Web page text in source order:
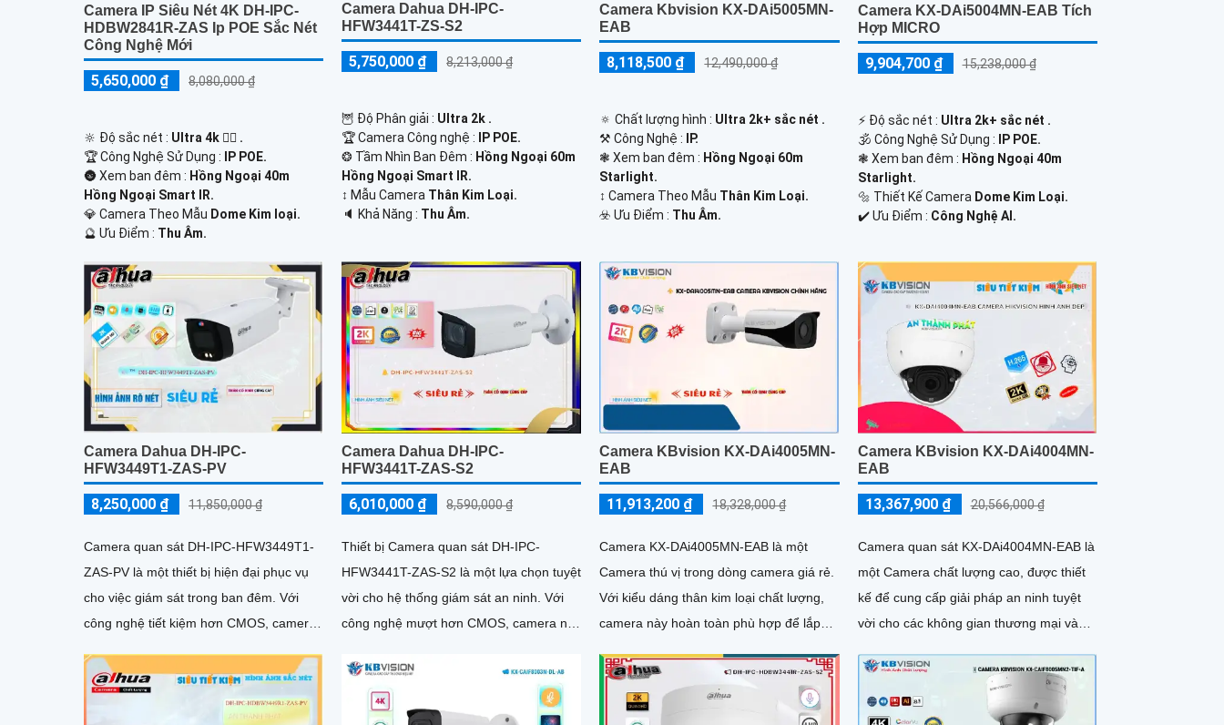
Camera IP Siêu Nét 4K DH-IPC-
HDBW2841R-ZAS Ip POE Sắc Nét
Công Nghệ Mới
5,650,000 ₫ 8,080,000 ₫
🔆 Độ sắc nét : Ultra 4k 👍🏾 .
🏆 Công Nghệ Sử Dụng :
IP POE.
🌚 Xem ban đêm : Hồng Ngoại 40m
Hồng Ngoại Smart IR.
💎 Camera Theo Mẫu Dome Kim loại.
️🔮 Ưu Điểm : Thu Âm.
Camera Dahua DH-IPC-
HFW3441T-ZS-S2
5,750,000 ₫ 8,213,000 ₫
🦉 Độ Phân giải : Ultra 2k .
🏆 Camera Công nghệ :
IP POE.
❂ Tầm Nhìn Ban Đêm : Hồng Ngoại 60m
Hồng Ngoại Smart IR.
↕️ Mẫu Camera Thân Kim Loại.
️🔈 Khả Năng : Thu Âm.
Camera Kbvision KX-DAi5005MN-
EAB
8,118,500 ₫ 12,490,000 ₫
🔅 Chất lượng hình : Ultra 2k+ sắc nét .
⚒ Công Nghệ :
IP.
❃ Xem ban đêm : Hồng Ngoại 60m
Starlight.
↕️ Camera Theo Mẫu Thân Kim Loại.
️☣️ Ưu Điểm : Thu Âm.
Camera KX-DAi5004MN-EAB Tích
Hợp MICRO
9,904,700 ₫ 15,238,000 ₫
️⚡ Độ sắc nét : Ultra 2k+ sắc nét .
🕉️ Công Nghệ Sử Dụng :
IP POE.
❃ Xem ban đêm : Hồng Ngoại 40m
Starlight.
🔩 Thiết Kế Camera Dome Kim Loại.
️✔️ Ưu Điểm : Công Nghệ AI.
Camera Dahua DH-IPC-
HFW3449T1-ZAS-PV
8,250,000 ₫ 11,850,000 ₫
Camera quan sát DH-IPC-HFW3449T1-
ZAS-PV là một thiết bị hiện đại phục vụ
cho việc giám sát trong ban đêm. Với
công nghệ tiết kiệm hơn CMOS, camera
vời ngay cả khi ánh sáng kém
Camera Dahua DH-IPC-
HFW3441T-ZAS-S2
6,010,000 ₫ 8,590,000 ₫
Thiết bị Camera quan sát DH-IPC-
HFW3441T-ZAS-S2 là một lựa chọn tuyệt
vời cho hệ thống giám sát an ninh. Với
công nghệ mượt hơn CMOS, camera này
đang xảy ra trong khu vực được giám sát
Camera KBvision KX-DAi4005MN-
EAB
11,913,200 ₫ 18,328,000 ₫
Camera KX-DAi4005MN-EAB là một
Camera thú vị trong dòng camera giá rẻ.
Với kiểu dáng thân kim loại chất lượng,
camera này hoàn toàn phù hợp để lắp
Camera KBvision KX-DAi4004MN-
EAB
13,367,900 ₫ 20,566,000 ₫
Camera quan sát KX-DAi4004MN-EAB là
một Camera chất lượng cao, được thiết
kế để cung cấp giải pháp an ninh tuyệt
vời cho các không gian thương mại và